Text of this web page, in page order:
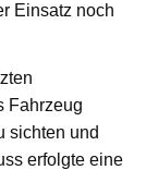
Einsatz noch
Fahrzeug
sichten und
erfolgte eine